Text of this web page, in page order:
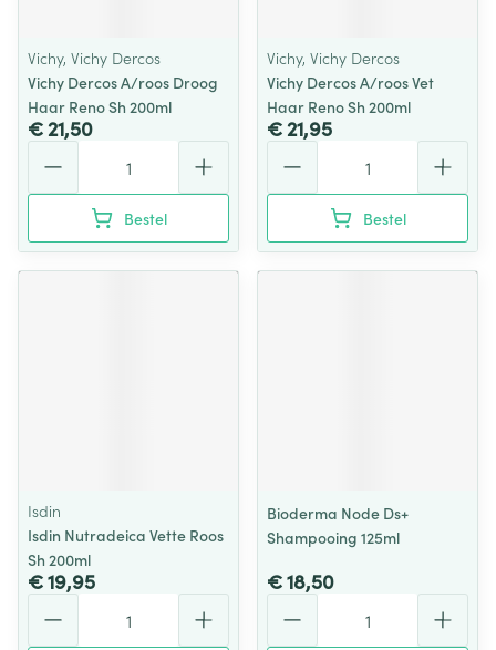
Vichy, Vichy Dercos
Vichy Dercos A/roos Droog
Haar Reno Sh 200ml
€ 21,50
Bestel
Vichy, Vichy Dercos
Vichy Dercos A/roos Vet
Haar Reno Sh 200ml
€ 21,95
Bestel
Isdin
Isdin Nutradeica Vette Roos
Sh 200ml
€ 19,95
Bioderma Node Ds+
Shampooing 125ml
€ 18,50